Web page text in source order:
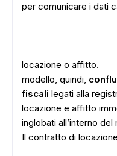
per comunicare i dati
locazione o affitto.
modello, quindi,
fiscali legati alla
locazione e affitto
inglobati all’interno del
Il contratto di